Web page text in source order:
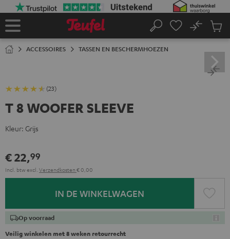
Home
Zoeken
No
ACCESSOIRES TASSEN EN BESCHERMHOEZEN
(23)
T 8 WOOFER SLEEVE
Kleur: Grijs
€ 22,99
Incl. btwexcl. Verzendkosten € 0,00
IN DE WINKELWAGEN
Op voorraad
Veilig winkelen met 8 weken retourrecht